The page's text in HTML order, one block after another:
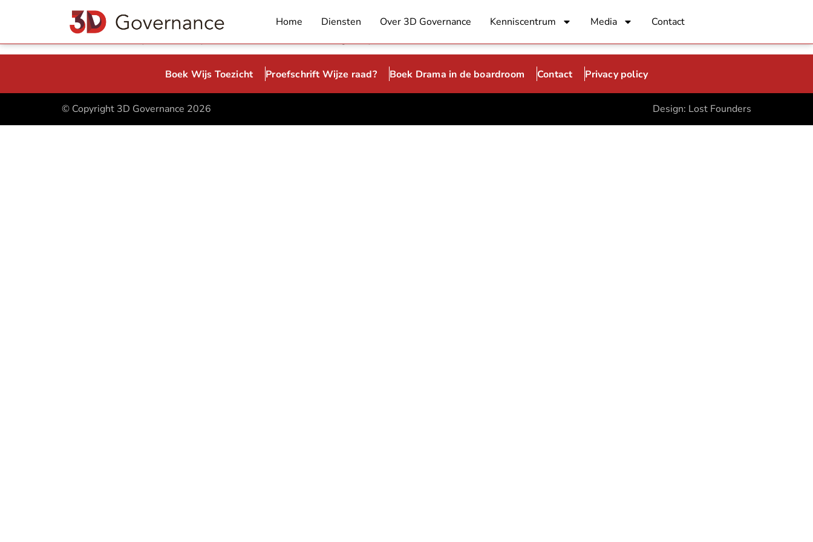
Home Diensten Over 3D Governance Kenniscentrum Media Contact
Een raad van commissarissen die waarde toevoegt moet bij ….
Boek Wijs Toezicht Proefschrift Wijze raad? Boek Drama in de boardroom Contact Privacy policy
© Copyright 3D Governance 2026 Design: Lost Founders